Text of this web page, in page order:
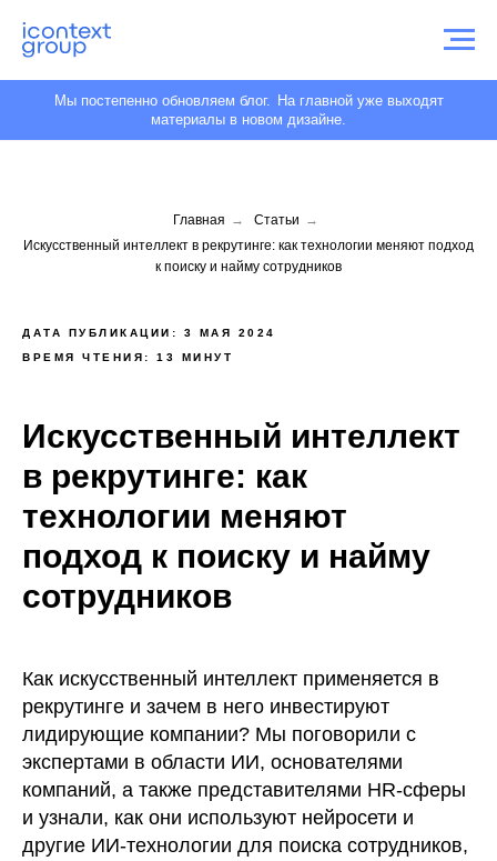
Мы постепенно обновляем блог. На главной уже выходят
материалы в новом дизайне.
Главная → Статьи →
Искусственный интеллект в рекрутинге: как технологии меняют подход
к поиску и найму сотрудников
ДАТА ПУБЛИКАЦИИ: 3 МАЯ 2024
ВРЕМЯ ЧТЕНИЯ: 13 МИНУТ
Искусственный интеллект
в рекрутинге: как
технологии меняют
подход к поиску и найму
сотрудников
Как искусственный интеллект применяется в
рекрутинге и зачем в него инвестируют
лидирующие компании? Мы поговорили с
экспертами в области ИИ, основателями
компаний, а также представителями HR-сферы
и узнали, как они используют нейросети и
другие ИИ-технологии для поиска сотрудников,